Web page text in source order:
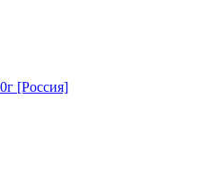
[Россия]